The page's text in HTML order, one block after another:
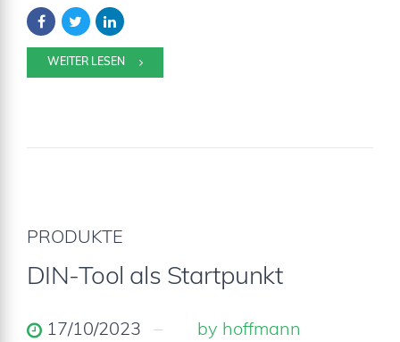
WEITER LESEN
PRODUKTE
DIN-Tool als Startpunkt
17/10/2023 by hoffmann